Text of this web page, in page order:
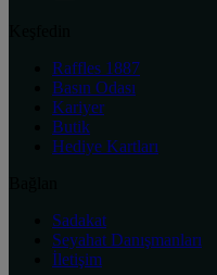
Raffles 1887
Basın Odası
Kariyer
Butik
Hediye Kartları
Sadakat
Seyahat Danışmanları
İletişim